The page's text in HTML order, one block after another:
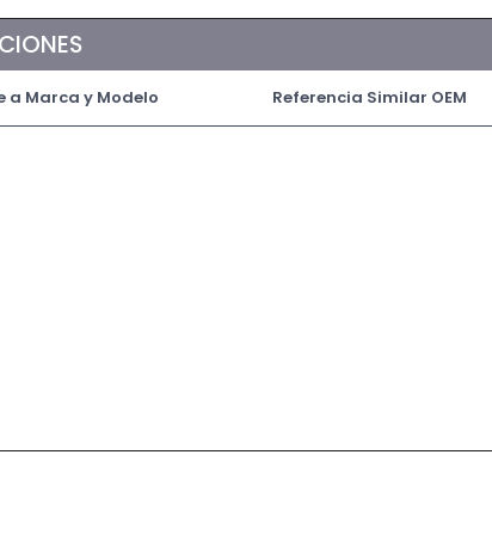
a Marca y Modelo Referencia Similar OEM